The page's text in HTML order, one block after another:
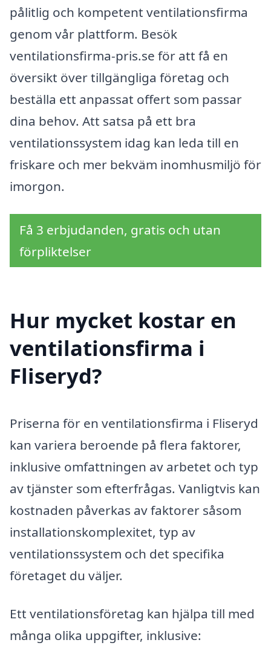
pålitlig och kompetent ventilationsfirma
genom vår plattform. Besök
ventilationsfirma-pris.se för att få en
översikt över tillgängliga företag och
beställa ett anpassat offert som passar
dina behov. Att satsa på ett bra
ventilationssystem idag kan leda till en
friskare och mer bekväm inomhusmiljö för
imorgon.
Få 3 erbjudanden, gratis och utan
förpliktelser
Hur mycket kostar en
ventilationsfirma i
Fliseryd?
Priserna för en ventilationsfirma i Fliseryd
kan variera beroende på flera faktorer,
inklusive omfattningen av arbetet och typ
av tjänster som efterfrågas. Vanligtvis kan
kostnaden påverkas av faktorer såsom
installationskomplexitet, typ av
ventilationssystem och det specifika
företaget du väljer.
Ett ventilationsföretag kan hjälpa till med
många olika uppgifter, inklusive: